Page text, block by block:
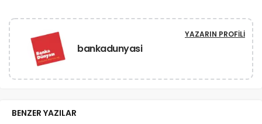
bankadunyasi
YAZARIN PROFILI
BENZER YAZILAR